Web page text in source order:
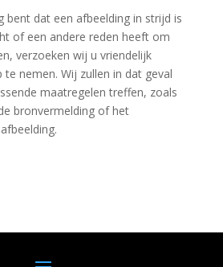
bent dat een afbeelding in strijd is
of een andere reden heeft om
verzoeken wij u vriendelijk
nemen. Wij zullen in dat geval
maatregelen treffen, zoals
bronvermelding of het